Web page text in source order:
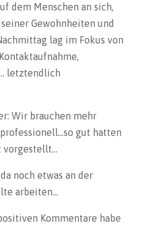
dem Menschen an sich,
Gewohnheiten und
lag im Fokus von
letztendlich
Wir brauchen mehr
gut hatten
vorgestellt…
noch etwas an der
arbeiten…
Kommentare habe